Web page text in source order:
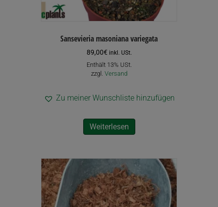
Sansevieria masoniana variegata
89,00€ inkl. USt.
Enthält 13% USt.
zzgl. Versand
Zu meiner Wunschliste hinzufügen
Weiterlesen